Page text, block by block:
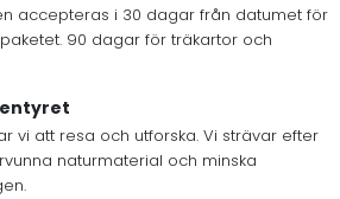
accepteras i 30 dagar från datumet för
90 dagar för träkartor och
vi att resa och utforska. Vi strävar efter
naturmaterial och minska